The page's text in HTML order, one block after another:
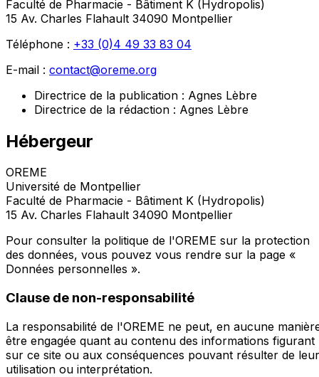
Faculté de Pharmacie - Bâtiment K (Hydropolis)
15 Av. Charles Flahault 34090 Montpellier
Téléphone : +33 (0)4 49 33 83 04
E-mail : contact@oreme.org
Directrice de la publication : Agnes Lèbre
Directrice de la rédaction : Agnes Lèbre
Hébergeur
OREME
Université de Montpellier
Faculté de Pharmacie - Bâtiment K (Hydropolis)
15 Av. Charles Flahault 34090 Montpellier
Pour consulter la politique de l'OREME sur la protection
des données, vous pouvez vous rendre sur la page «
Données personnelles ».
Clause de non-responsabilité
La responsabilité de l'OREME ne peut, en aucune
être engagée quant au contenu des informations figurant
sur ce site ou aux conséquences pouvant résulter de leur
utilisation ou interprétation.